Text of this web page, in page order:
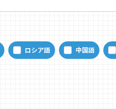
ロシア語 中国語